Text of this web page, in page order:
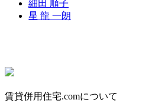
細田 順子
星 龍 一朗
賃貸併用住宅.comについて